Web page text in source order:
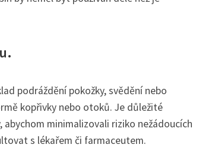
podráždění pokožky, svědění nebo
kopřivky nebo otoků. Je důležité
minimalizovali riziko nežádoucích
s lékařem či farmaceutem.